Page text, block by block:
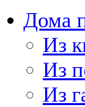
Дома
Из
Из
Из